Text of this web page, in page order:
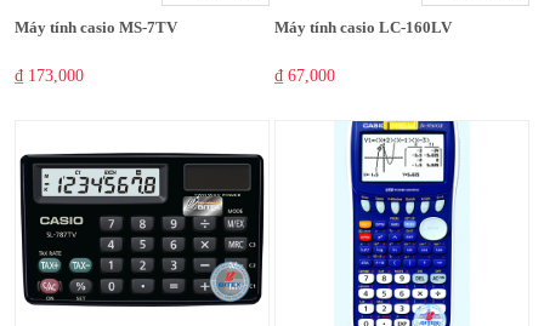
Máy tính casio MS-7TV
₫ 173,000
Máy tính casio LC-160LV
₫ 67,000